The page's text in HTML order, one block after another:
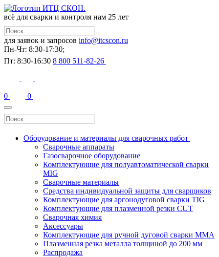
всё для сварки и контроля нам 25 лет
для заявок и запросов info@itcscon.ru
Пн-Чт: 8:30-17:30;
Пт: 8:30-16:30 8 800 511-82-26
0 0
Оборудование и материалы для сварочных работ
Сварочные аппараты
Газосварочное оборудование
Комплектующие для полуавтоматической сварки
MIG
Сварочные материалы
Средства индивидуальной защиты для сварщиков
Комплектующие для аргонодуговой сварки TIG
Комплектующие для плазменной резки CUT
Сварочная химия
Аксессуары
Комплектующие для ручной дуговой сварки MMA
Плазменная резка металла толщиной до 200 мм
Распродажа